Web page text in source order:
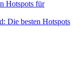
Die besten Hotspots